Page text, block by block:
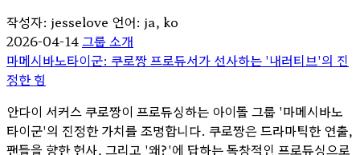
작성자: jesselove 언어: ja, ko
2026-04-14그룹 소개
마메시바노타이군: 쿠로짱 프로듀서가 선사하는 '내러티브'의 진
정한 힘
안다이 서커스 쿠로짱이 프로듀싱하는 아이돌 그룹 '마메시바노
타이군'의 진정한 가치를 조명합니다. 쿠로짱은 드라마틱한 연출,
팬들을 향한 헌사, 그리고 '왜?'에 답하는 독창적인 프로듀싱으로